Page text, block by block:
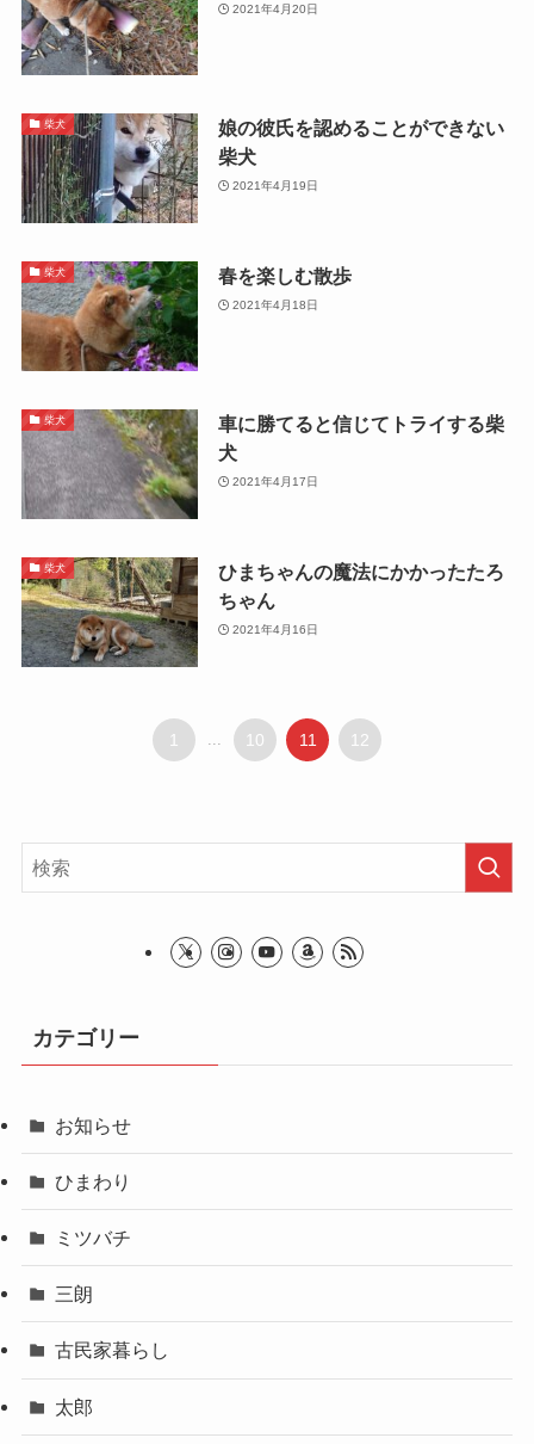
2021年4月20日
柴犬
娘の彼氏を認めることができない
柴犬
2021年4月19日
柴犬 春を楽しむ散歩
2021年4月18日
柴犬
車に勝てると信じてトライする柴
犬
2021年4月17日
柴犬
ひまちゃんの魔法にかかったたろ
ちゃん
2021年4月16日
1 10 11 12
カテゴリー
お知らせ
ひまわり
ミツバチ
三朗
古民家暮らし
太郎